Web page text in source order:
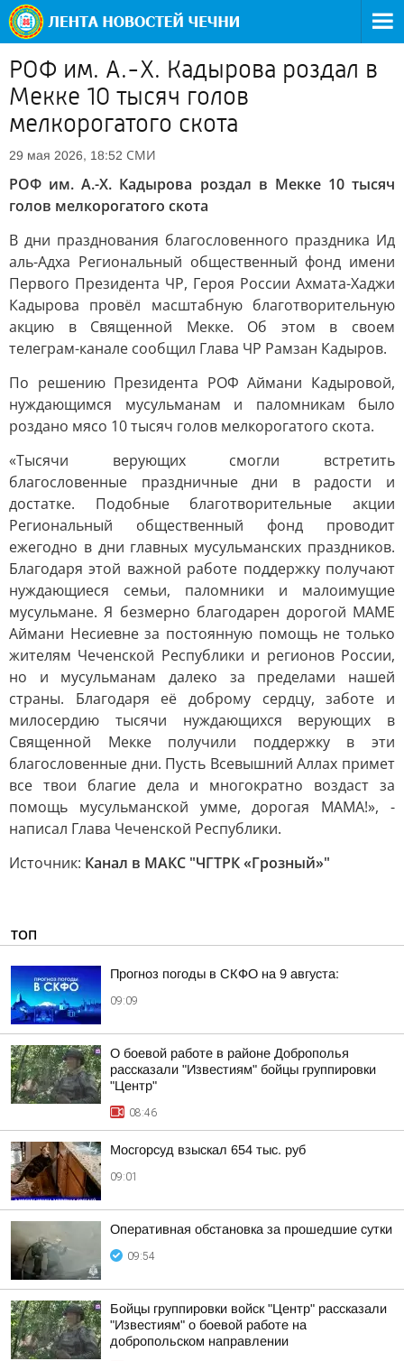
РОФ им. А.-Х. Кадырова роздал в
Мекке 10 тысяч голов
мелкорогатого скота
29 мая 2026, 18:52 СМИ
РОФ им. А.-Х. Кадырова роздал в Мекке 10 тысяч
голов мелкорогатого скота
В дни празднования благословенного праздника Ид
аль-Адха Региональный общественный фонд имени
Первого Президента ЧР, Героя России Ахмата-Хаджи
Кадырова провёл масштабную благотворительную
акцию в Священной Мекке. Об этом в своем
телеграм-канале сообщил Глава ЧР Рамзан Кадыров.
По решению Президента РОФ Аймани Кадыровой,
нуждающимся мусульманам и паломникам было
роздано мясо 10 тысяч голов мелкорогатого скота.
«Тысячи верующих смогли встретить
благословенные праздничные дни в радости и
достатке. Подобные благотворительные акции
Региональный общественный фонд проводит
ежегодно в дни главных мусульманских праздников.
Благодаря этой важной работе поддержку получают
нуждающиеся семьи, паломники и малоимущие
мусульмане. Я безмерно благодарен дорогой МАМЕ
Аймани Несиевне за постоянную помощь не только
жителям Чеченской Республики и регионов России,
но и мусульманам далеко за пределами нашей
страны. Благодаря её доброму сердцу, заботе и
милосердию тысячи нуждающихся верующих в
Священной Мекке получили поддержку в эти
благословенные дни. Пусть Всевышний Аллах примет
все твои благие дела и многократно воздаст за
помощь мусульманской умме, дорогая МАМА!», -
написал Глава Чеченской Республики.
Источник: Канал в МАКС "ЧГТРК «Грозный»"
ТОП
Прогноз погоды в СКФО на 9 августа:
09:09
О боевой работе в районе Доброполья
рассказали "Известиям" бойцы группировки
"Центр"
08:46
Мосгорсуд взыскал 654 тыс. руб
09:01
Оперативная обстановка за прошедшие сутки
09:54
Бойцы группировки войск "Центр" рассказали
"Известиям" о боевой работе на
добропольском направлении